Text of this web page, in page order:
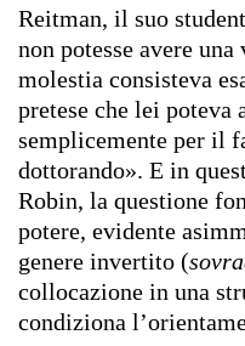
Reitman, il suo
non potesse avere
molestia consisteva
pretese che lei poteva
semplicemente per il
dottorando». E in
Robin, la questione
potere, evidente
genere invertito (
collocazione in una
condiziona